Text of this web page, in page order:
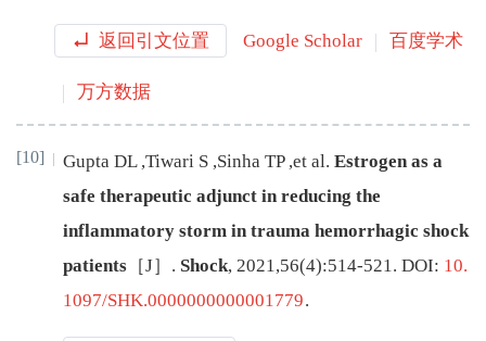
返回引文位置 Google Scholar 百度学术
万方数据
[10] Gupta DL ,Tiwari S ,Sinha TP ,et al. Estrogen as a
safe therapeutic adjunct in reducing the
inflammatory storm in trauma hemorrhagic shock
patients ［J］. Shock, 2021,56(4):514-521. DOI: 10.
1097/SHK.0000000000001779.